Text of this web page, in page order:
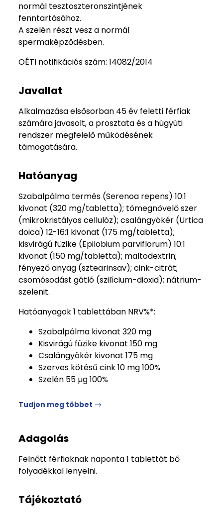
normál tesztoszteronszintjének
fenntartásához.
A szelén részt vesz a normál
spermaképződésben.
OÉTI notifikációs szám: 14082/2014
Javallat
Alkalmazása elsősorban 45 év feletti férfiak
számára javasolt, a prosztata és a húgyúti
rendszer megfelelő működésének
támogatására.
Hatóanyag
Szabalpálma termés (Serenoa repens) 10:1
kivonat (320 mg/tabletta); tömegnövelő szer
(mikrokristályos cellulóz); csalángyökér (Urtica
doica) 12-16:1 kivonat (175 mg/tabletta);
kisvirágú füzike (Epilobium parviflorum) 10:1
kivonat (150 mg/tabletta); maltodextrin;
fényező anyag (sztearinsav); cink-citrát;
csomósodást gátló (szilícium-dioxid); nátrium-
szelenit.
Hatóanyagok 1 tablettában NRV%*:
Szabalpálma kivonat 320 mg
Kisvirágú füzike kivonat 150 mg
Csalángyökér kivonat 175 mg
Szerves kötésű cink 10 mg 100%
Szelén 55 µg 100%
Tudjon meg többet
Adagolás
Felnőtt férfiaknak naponta 1 tablettát bő
folyadékkal lenyelni.
Tájékoztató